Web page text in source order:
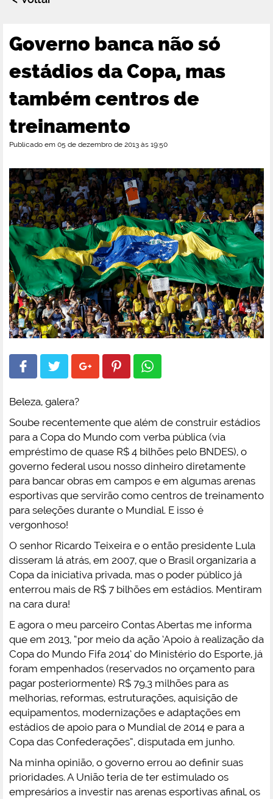
Governo banca não só
estádios da Copa, mas
também centros de
treinamento
Publicado em 05 de dezembro de 2013 às 19:50
Beleza, galera?
Soube recentemente que além de construir estádios
para a Copa do Mundo com verba pública (via
empréstimo de quase R$ 4 bilhões pelo BNDES), o
governo federal usou nosso dinheiro diretamente
para bancar obras em campos e em algumas arenas
esportivas que servirão como centros de treinamento
para seleções durante o Mundial. E isso é
vergonhoso!
O senhor Ricardo Teixeira e o então presidente Lula
disseram lá atrás, em 2007, que o Brasil organizaria a
Copa da iniciativa privada, mas o poder público já
enterrou mais de R$ 7 bilhões em estádios. Mentiram
na cara dura!
E agora o meu parceiro Contas Abertas me informa
que em 2013, “por meio da ação ‘Apoio à realização da
Copa do Mundo Fifa 2014’ do Ministério do Esporte, já
foram empenhados (reservados no orçamento para
pagar posteriormente) R$ 79,3 milhões para as
melhorias, reformas, estruturações, aquisição de
equipamentos, modernizações e adaptações em
estádios de apoio para o Mundial de 2014 e para a
Copa das Confederações”, disputada em junho.
Na minha opinião, o governo errou ao definir suas
prioridades. A União teria de ter estimulado os
empresários a investir nas arenas esportivas afinal, os